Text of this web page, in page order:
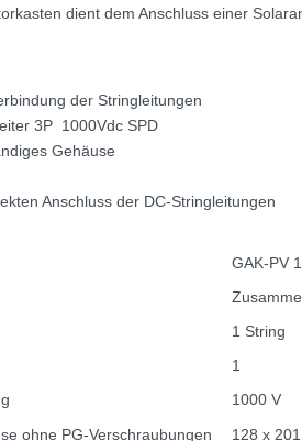
dient dem Anschluss einer
der Stringleitungen
3P 1000Vdc SPD
Gehäuse
Anschluss der DC-Stringleitungen
GAK-PV
1 String
1
1000 V
ohne PG-Verschraubungen
128 x